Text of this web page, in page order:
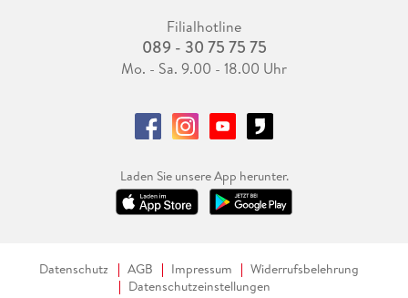
Filialhotline
089 - 30 75 75 75
Mo. - Sa. 9.00 - 18.00 Uhr
Laden Sie unsere App herunter.
Datenschutz AGB Impressum
Widerrufsbelehrung
Datenschutzeinstellungen